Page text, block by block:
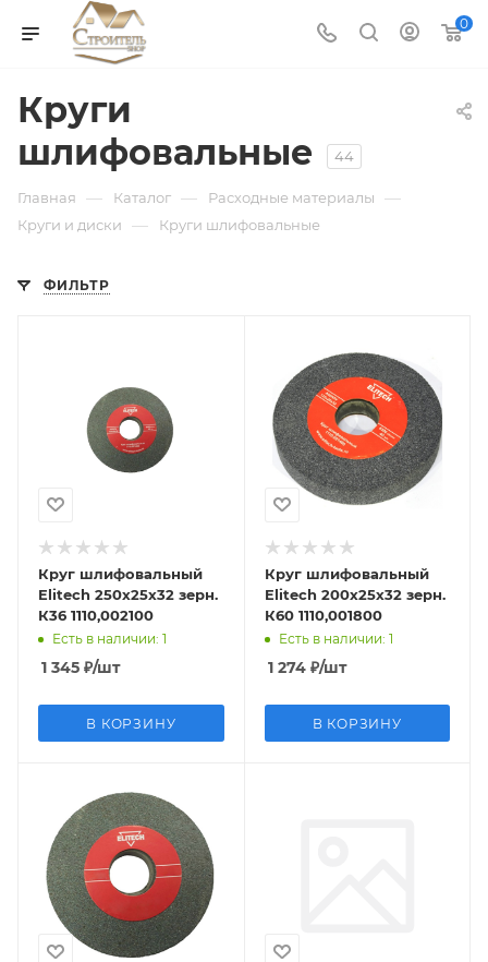
0
Круги
шлифовальные
44
Главная — Каталог — Расходные материалы —
Круги и диски — Круги шлифовальные
ФИЛЬТР
Круг шлифовальный
Elitech 250х25х32 зерн.
К36 1110,002100
Есть в наличии: 1
1 345 ₽/шт
В КОРЗИНУ
Круг шлифовальный
Elitech 200х25х32 зерн.
К60 1110,001800
Есть в наличии: 1
1 274₽/шт
В КОРЗИНУ